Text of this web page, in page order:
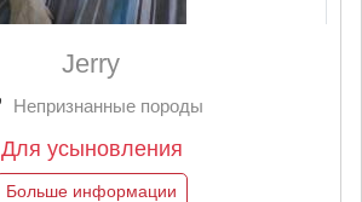
Jerry
Непризнанные породы
Для усыновления
Больше информации